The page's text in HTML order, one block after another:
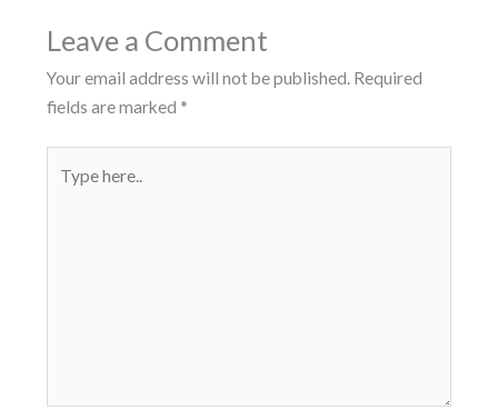
Leave a Comment
Your email address will not be published. Required
fields are marked *
here..